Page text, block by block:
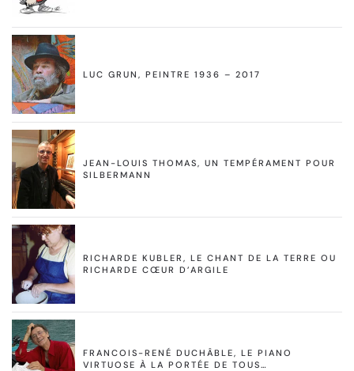
LUC GRUN, PEINTRE 1936 – 2017
JEAN-LOUIS THOMAS, UN TEMPÉRAMENT POUR
SILBERMANN
RICHARDE KUBLER, LE CHANT DE LA TERRE OU
RICHARDE CŒUR D’ARGILE
FRANCOIS-RENÉ DUCHÂBLE, LE PIANO
VIRTUOSE À LA PORTÉE DE TOUS…